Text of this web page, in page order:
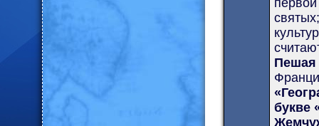
Пешая
букве